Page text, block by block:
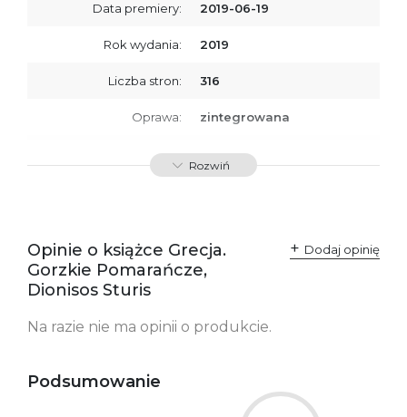
Data premiery: 2019-06-19
Rok wydania: 2019
Liczba stron: 316
Oprawa: zintegrowana
ISBN 9788366278394
Rozwiń
Opinie o książce Grecja.
Gorzkie Pomarańcze,
Dionisos Sturis
Dodaj opinię
Na razie nie ma opinii o produkcie.
Podsumowanie